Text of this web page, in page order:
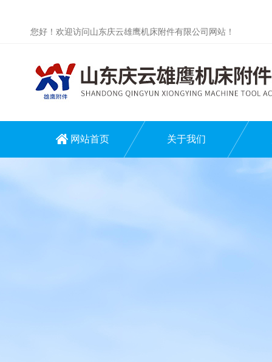
您好！欢迎访问山东庆云雄鹰机床附件有限公司网站！
网站首页 关于我们